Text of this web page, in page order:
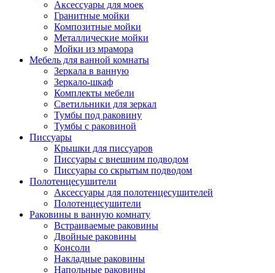
Аксессуары для моек
Гранитные мойки
Композитные мойки
Металлические мойки
Мойки из мрамора
Мебель для ванной комнаты
Зеркала в ванную
Зеркало-шкаф
Комплекты мебели
Светильники для зеркал
Тумбы под раковину
Тумбы с раковиной
Писсуары
Крышки для писсуаров
Писсуары с внешним подводом
Писсуары со скрытым подводом
Полотенцесушители
Аксессуары для полотенцесушителей
Полотенцесушители
Раковины в ванную комнату
Встраиваемые раковины
Двойные раковины
Консоли
Накладные раковины
Напольные раковины